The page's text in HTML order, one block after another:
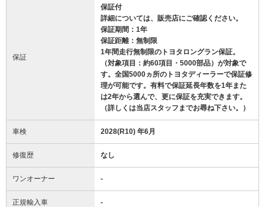
保証
保証付
詳細については、販売店にご確認ください。
保証期間：1年
保証距離：無制限
1年間走行無制限のトヨタロングラン保証。
（対象項目：約60項目・5000部品）が対象で
す。全国5000ヵ所のトヨタディーラーで保証修
理が可能です。有料で保証延長年数を1年また
は2年から選んで、更に保証を充実できます。
（詳しくは当店スタッフまでお尋ね下さい。）
車検 2028(R10) 年6月
修復歴 なし
ワンオーナー -
正規輸入車 -